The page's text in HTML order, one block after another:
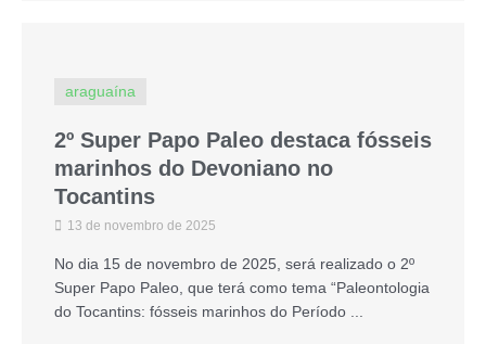
araguaína
2º Super Papo Paleo destaca fósseis
marinhos do Devoniano no
Tocantins
13 de novembro de 2025
No dia 15 de novembro de 2025, será realizado o 2º
Super Papo Paleo, que terá como tema “Paleontologia
do Tocantins: fósseis marinhos do Período ...